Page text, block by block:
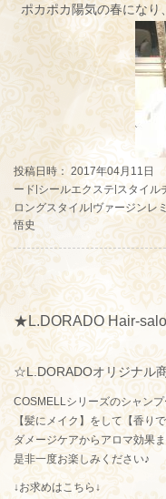
ポカポカ陽気の春にな
投稿日時： 2017年04月11日
ード|シールエクステ| スタイル
ロングスタイル|ヴァージンレ
悟史
★L.DORADO Hair-
☆L.DORADOオリジナル
COSMELLシリーズのシャン
【髪にメイク】をして【香り
ダメージケアからアロマ効果
是非一度お楽しみください♪
↓お求めはこちら↓